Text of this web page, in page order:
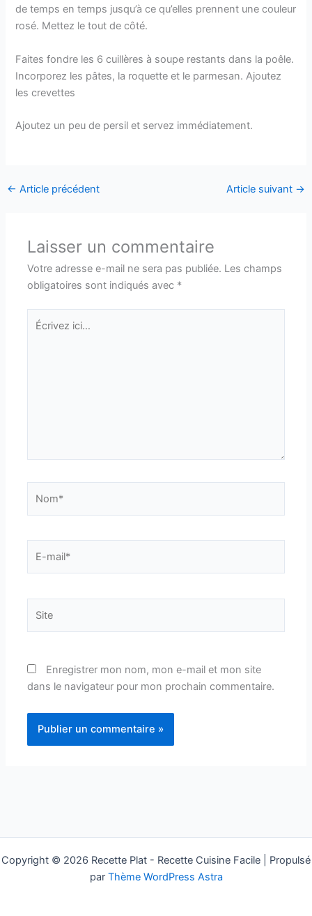
de temps en temps jusqu’à ce qu’elles prennent une couleur
rosé. Mettez le tout de côté.
Faites fondre les 6 cuillères à soupe restants dans la poêle.
Incorporez les pâtes, la roquette et le parmesan. Ajoutez
les crevettes
Ajoutez un peu de persil et servez immédiatement.
← Article précédent Article suivant →
Laisser un commentaire
Votre adresse e-mail ne sera pas publiée. Les champs
obligatoires sont indiqués avec *
Écrivez
ici…
mail*
Enregistrer mon nom, mon e-mail et mon site
dans le navigateur pour mon prochain commentaire.
Copyright © 2026 Recette Plat - Recette Cuisine Facile | Propulsé
par Thème WordPress Astra